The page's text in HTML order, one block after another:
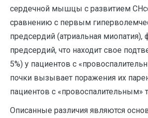
сердечной мышцы с развитием
сравнению с первым
предсердий (атриальная
предсердий, что находит свое
5%) у пациентов с
почки вызывает поражения их
пациентов с
Описанные различия являются